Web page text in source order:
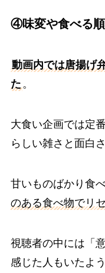
④味変や食べる
動画内では唐揚げ
た 。
大食い企画では定
らしい雑さと面白
甘いものばかり食
のある食べ物でリ
視聴者の中には「
感じた人もいたよう